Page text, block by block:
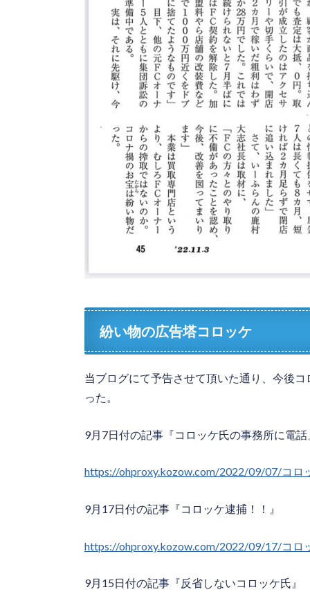
紛い物の広告塔コロッケ
当ブログにて予告させて頂いた通り、今後
った。
9月7日付の記事『コロッケ氏の事務所に電話
https://ohproxy.kozow.com/2022/09/07/コロ
9月17日付の記事『コロッケ逮捕！！』
https://ohproxy.kozow.com/2022/09/17/コロ
9月15日付の記事『反省しないコロッケ氏』